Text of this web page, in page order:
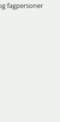
fagpersoner